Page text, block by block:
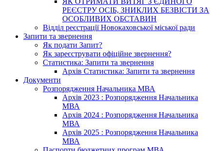
РЕЄСТРУ ОСІБ, ЗНИКЛИХ БЕЗВІСТИ ЗА
ОСОБЛИВИХ ОБСТАВИН
Відділ реєстрації Новокаховської міської ради
Запити та звернення
Як подати Запит?
Як зареєструвати офіційне звернення?
Статистика: Запити та звернення
Архів Статистика: Запити та звернення
Документи
Розпорядження Начальника МВА
Архів 2023 : Розпорядження Начальника
МВА
Архів 2024 : Розпорядження Начальника
МВА
Архів 2025 : Розпорядження Начальника
МВА